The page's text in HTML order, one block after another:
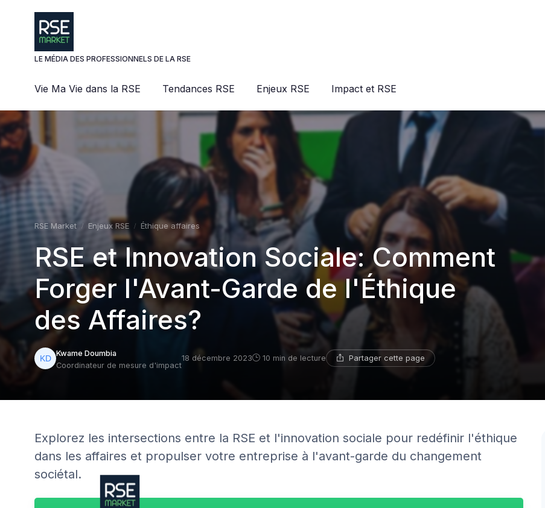
LE MÉDIA DES PROFESSIONNELS DE LA RSE
Vie Ma Vie dans la RSE Tendances RSE Enjeux RSE Impact et RSE
RSE Market Enjeux RSE Éthique affaires
RSE et Innovation Sociale: Comment
Forger l'Avant-Garde de l'Éthique
des Affaires?
Kwame Doumbia
Coordinateur de mesure d'impact
18 décembre 2023 10 min de lecture Partager cette page
Explorez les intersections entre la RSE et l'innovation sociale pour redéfinir l'éthique
dans les affaires et propulser votre entreprise à l'avant-garde du changement
sociétal.